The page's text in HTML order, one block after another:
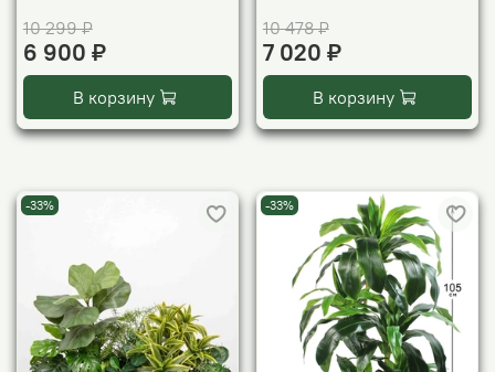
10 299 ₽
6 900 ₽
В корзину
10 478 ₽
7 020 ₽
В корзину
-33% -33%